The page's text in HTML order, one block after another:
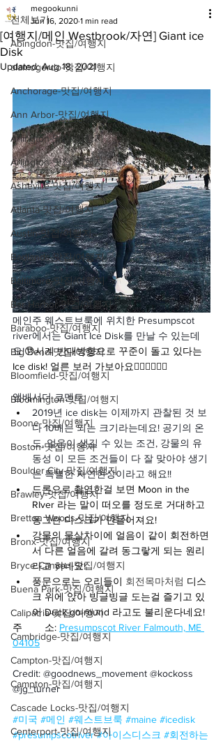
전체보기
Abingdon-맛집/여행지
alamogordo-맛집/여행지
Anchorage-맛집/여행지
Ann Arbor-맛집/여행지
Arlington-맛집/여행지
Arlington-맛집/여행지
Asheville-맛집/여행지
Atlanta-맛집/여행지
Austin-맛집/여행지
Badlands-맛집/여행지
Baltimore-맛집/여행지
Bar Harbor-맛집/여행지
Baraboo-맛집/여행지
Big Bend-맛집/여행지
Bloomfield-맛집/여행지
Bloomington-맛집/여행지
Boone-맛집/여행지
Boston-맛집/여행지
Boulder City-맛집/여행지
Brawley-맛집/여행지
Bretton Woods-맛집/여행지
Bronx-맛집/여행지
Bryce Canyon-맛집/여행지
Buena Park-맛집/여행지
Calipatria-맛집/여행지
Cambridge-맛집/여행지
Campton-맛집/여행지
Campton-맛집/여행지
Cascade Locks-맛집/여행지
Centerport-맛집/여행지
[여행지/메인 Westbrook/자연] Giant ice
Disk
megookunni
Jun 16, 2020 1 min read
Updated:Aug 18, 2021
메인주 웨스트브룩에 위치한 Presumpscot
river에서는 Giant Ice Disk를 만날 수 있는데
요!😯시계 반대방향으로 꾸준이 돌고 있다는
Ice disk! 얼른 보러 가보아요🏃🏻‍♀️🏃🏻‍♂️
앰배서더 코멘트:
2019년 ice disk는 이제까지 관찰된 것 보
다 10배는 되는 크기라는데요! 공기의 온
도, 얼음이 생길 수 있는 조건, 강물의 유
동성 이 모든 조건들이 다 잘 맞아야 생기
는 특별한 자연현상이라고 해요!!
드론으로 촬영한걸 보면 Moon in the
RIver 라는 말이 떠오를 정도로 거대하고
동그란 디스크가 만들어져요!
강물의 물살차이에 얼음이 같이 회전하면
서 다른 얼음에 갈려 동그랗게 되는 원리
라고 하네요!
풍문으로는 오리들이 회전목마처럼 디스
크 위에 앉아 빙글빙글 도는걸 즐기고 있
어 Duck-go-round 라고도 불리운다네요!
주        소: Presumpscot River Falmouth, ME
04105
Credit: @goodnews_movement @kockoss
@jg_turner
#미국 #메인 #웨스트브룩 #maine #icedisk
#presumpscotriver #아이스디스크 #회전하는